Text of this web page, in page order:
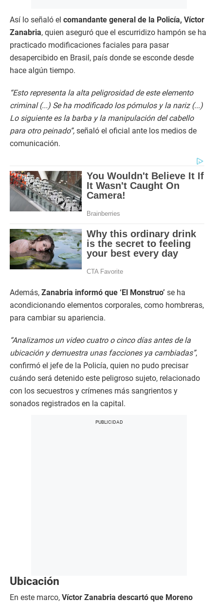
Así lo señaló el comandante general de la Policía, Víctor
Zanabria, quien aseguró que el escurridizo hampón se ha
practicado modificaciones faciales para pasar
desapercibido en Brasil, país donde se esconde desde
hace algún tiempo.
“Esto representa la alta peligrosidad de este elemento
criminal (...) Se ha modificado los pómulos y la nariz (...)
Lo siguiente es la barba y la manipulación del cabello
para otro peinado”, señaló el oficial ante los medios de
comunicación.
Además, Zanabria informó que ‘El Monstruo’ se ha
acondicionando elementos corporales, como hombreras,
para cambiar su apariencia.
“Analizamos un video cuatro o cinco días antes de la
ubicación y demuestra unas facciones ya cambiadas”,
confirmó el jefe de la Policía, quien no pudo precisar
cuándo será detenido este peligroso sujeto, relacionado
con los secuestros y crímenes más sangrientos y
sonados registrados en la capital.
Ubicación
En este marco, Víctor Zanabria descartó que Moreno